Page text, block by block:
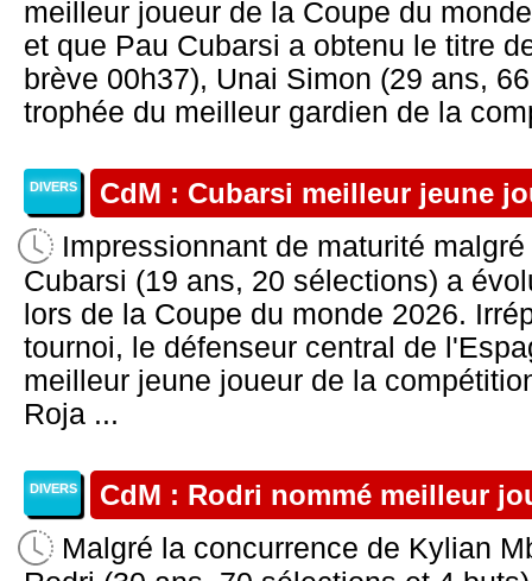
meilleur joueur de la Coupe du
et que Pau Cubarsi a obtenu le titre
brève 00h37), Unai Simon (29 ans,
trophée du meilleur gardien de la
DIVERS CdM : Cubarsi meilleur jeune
Impressionnant de maturité
Cubarsi (19 ans, 20 sélections) a
lors de la Coupe du monde 2026.
tournoi, le défenseur central de
meilleur jeune joueur de la
Roja ...
DIVERS CdM : Rodri nommé meilleur
Malgré la concurrence de Kylian